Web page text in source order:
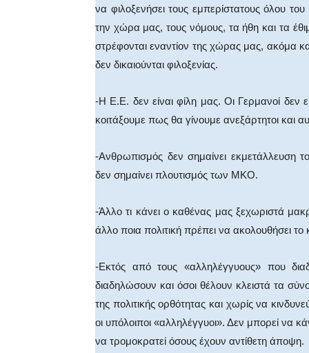
να φιλοξενήσει τους εμπερίστατους όλου
την χώρα μας, τους νόμους, τα ήθη και τα
στρέφονται εναντίον της χώρας μας,
δεν δικαιούνται φιλοξενίας.
-Η Ε.Ε. δεν είναι φίλη μας. Οι Γερμανοί δεν
κοιτάξουμε πως θα γίνουμε ανεξάρτητοι και
-Ανθρωπισμός δεν σημαίνει εκμετάλλευση
δεν σημαίνει πλουτισμός των ΜΚΟ.
-Άλλο τι κάνει ο καθένας μας ξεχωριστά
άλλο ποια πολιτική πρέπει να ακολουθήσει το
-Εκτός από τους «αλληλέγγυους» που
διαδηλώσουν και όσοι θέλουν κλειστά τα
της πολιτικής ορθότητας και χωρίς να
οι υπόλοιποι «αλληλέγγυοι». Δεν μπορεί να
να τρομοκρατεί όσους έχουν αντίθετη άποψη.